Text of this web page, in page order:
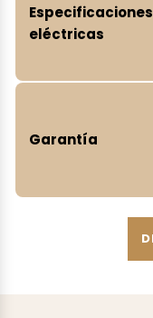
Especificaciones
eléctricas
Garantía